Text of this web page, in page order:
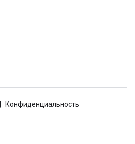
Конфиденциальность